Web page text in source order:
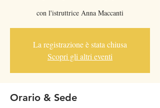
con l'istruttrice Anna Maccanti
La registrazione è stata chiusa
Scopri gli altri eventi
Orario & Sede